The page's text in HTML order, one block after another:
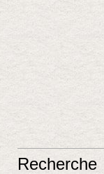
Recherche